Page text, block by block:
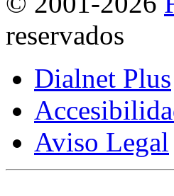
reservados
Dialnet Plus
Aviso Legal